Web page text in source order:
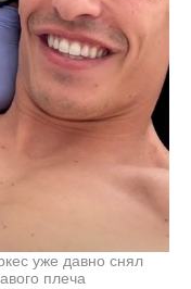
уже давно снял
плеча